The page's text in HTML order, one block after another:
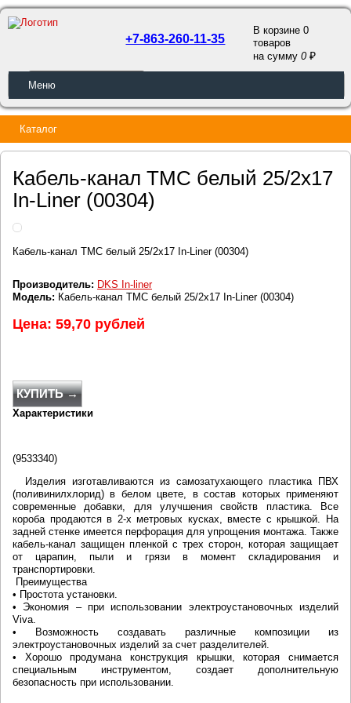
ОБРАТНЫЙ ЗВОНОК
+7-863-260-11-35
В корзине 0
товаров
на сумму0
Меню
Каталог
Кабель-канал TMC белый 25/2x17
In-Liner (00304)
Кабель-канал TMC белый 25/2x17 In-Liner (00304)
Производитель: DKS In-liner
Модель: Кабель-канал TMC белый 25/2x17 In-Liner (00304)
Цена: 59,70 рублей
КУПИТЬ →
Характеристики
(9533340)
Изделия изготавливаются из самозатухающего пластика ПВХ
(поливинилхлорид) в белом цвете, в состав которых применяют
современные добавки, для улучшения свойств пластика. Все
короба продаются в 2-х метровых кусках, вместе с крышкой. На
задней стенке имеется перфорация для упрощения монтажа. Также
кабель-канал защищен пленкой с трех сторон, которая защищает
от царапин, пыли и грязи в момент складирования и
транспортировки.
Преимущества
• Простота установки.
• Экономия – при использовании электроустановочных изделий
Viva.
• Возможность создавать различные композиции из
электроустановочных изделий за счет разделителей.
• Хорошо продумана конструкция крышки, которая снимается
специальным инструментом, создает дополнительную
безопасность при использовании.